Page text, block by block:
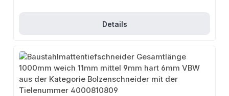
Details